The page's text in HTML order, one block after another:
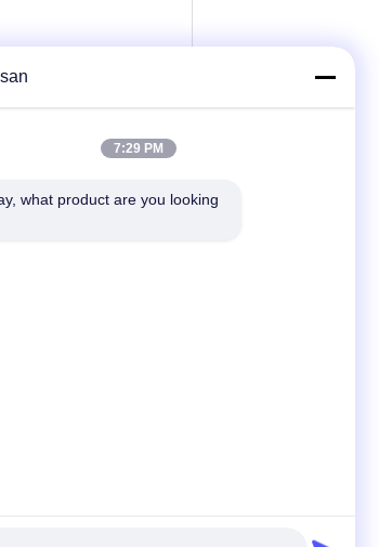
7:29 PM
what product are you looking